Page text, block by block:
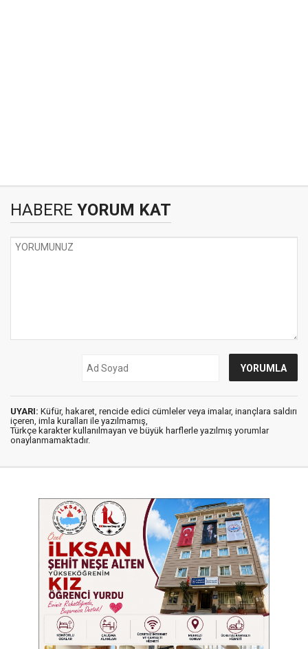
HABERE YORUM KAT
UYARI: Küfür, hakaret, rencide edici cümleler veya imalar, inançlara saldırı
içeren, imla kuralları ile yazılmamış,
Türkçe karakter kullanılmayan ve büyük harflerle yazılmış yorumlar
onaylanmamaktadır.